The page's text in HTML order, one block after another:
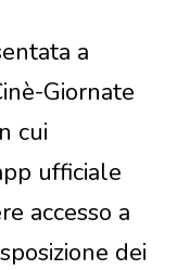
a
Giornate
cui
ufficiale
accesso a
dei